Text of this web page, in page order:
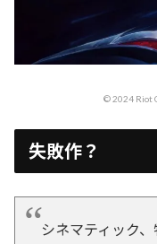
© 2024 Riot
失敗作？
シネマティック